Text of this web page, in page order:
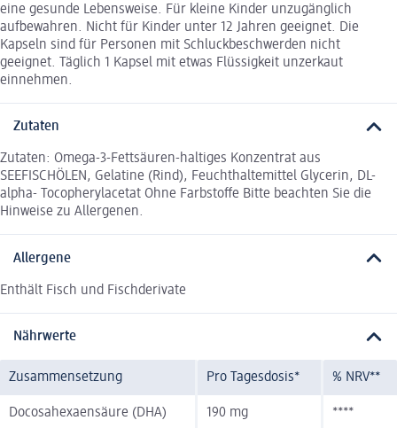
eine gesunde Lebensweise. Für kleine Kinder unzugänglich
aufbewahren. Nicht für Kinder unter 12 Jahren geeignet. Die
Kapseln sind für Personen mit Schluckbeschwerden nicht
geeignet. Täglich 1 Kapsel mit etwas Flüssigkeit unzerkaut
einnehmen.
Zutaten
Zutaten: Omega-3-Fettsäuren-haltiges Konzentrat aus
SEEFISCHÖLEN, Gelatine (Rind), Feuchthaltemittel Glycerin, DL-
alpha- Tocopherylacetat Ohne Farbstoffe Bitte beachten Sie die
Hinweise zu Allergenen.
Allergene
Enthält Fisch und Fischderivate
Nährwerte
Zusammensetzung Pro Tagesdosis* % NRV**
Docosahexaensäure (DHA) 190 mg ****